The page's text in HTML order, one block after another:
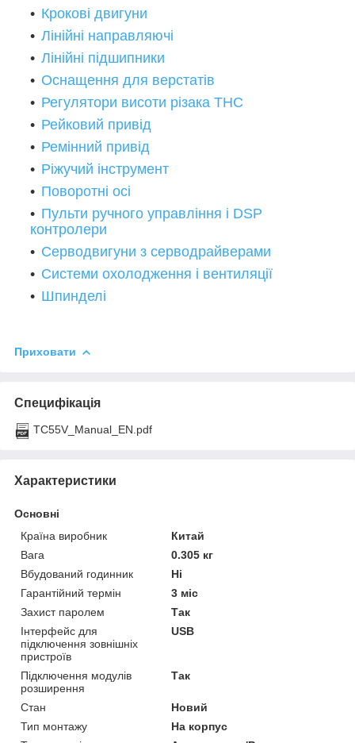
Крокові двигуни
Лінійні направляючі
Лінійні підшипники
Оснащення для верстатів
Регулятори висоти різака THC
Рейковий привід
Ремінний привід
Ріжучий інструмент
Поворотні осі
Пульти ручного управління і DSP
контролери
Серводвигуни з серводрайверами
Системи охолодження і вентиляції
Шпинделі
Приховати
Специфікація
TC55V_Manual_EN.pdf
Характеристики
Основні
Країна виробник
Китай
Вага
0.305 кг
Вбудований годинник
Ні
Гарантійний термін
3 міс
Захист паролем
Так
Інтерфейс для
підключення зовнішніх
пристроїв
USB
Підключення модулів
розширення
Так
Стан
Новий
Тип монтажу
На корпус